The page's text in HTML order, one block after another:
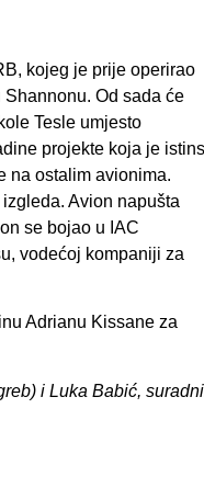
kojeg je prije operirao
Od sada će
Tesle umjesto
projekte koja je
na ostalim avionima.
Avion napušta
se bojao u IAC
vodećoj kompaniji za
Adrianu Kissane za
i Luka Babić,